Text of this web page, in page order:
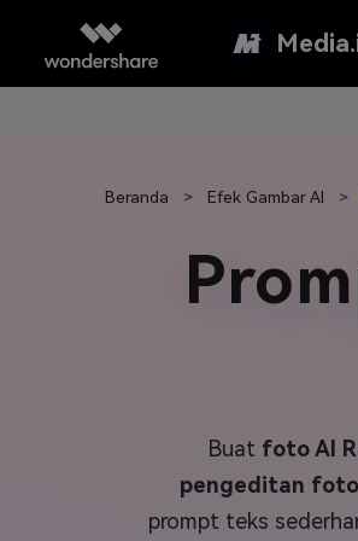
Beranda > Efek Gambar AI >
Buat foto AI
pengeditan
prompt teks